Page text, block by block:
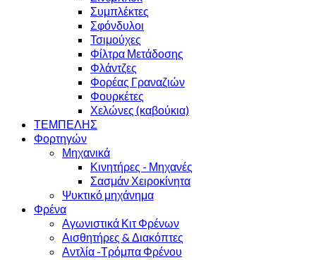
Συμπλέκτες
Σφόνδυλοι
Τσιμούχες
Φίλτρα Μετάδοσης
Φλάντζες
Φορέας Γραναζιών
Φουρκέτες
Χελώνες (καβούκια)
ΤΕΜΠΕΛΗΣ
Φορτηγών
Μηχανικά
Κινητήρες - Μηχανές
Σασμάν Χειροκίνητα
Ψυκτικό μηχάνημα
Φρένα
Αγωνιστικά Κιτ Φρένων
Αισθητήρες & Διακόπτες
Αντλία -Τρόμπα Φρένου